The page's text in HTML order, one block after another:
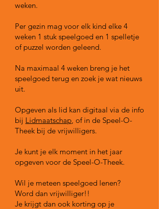
weken.
Per gezin mag voor elk kind elke 4
weken 1 stuk speelgoed en 1 spelletje
of puzzel worden geleend.
Na maximaal 4 weken breng je het
speelgoed terug en zoek je wat nieuws
uit.
Opgeven als lid kan digitaal via de info
bij Lidmaatschap, of in de Speel-O-
Theek bij de vrijwilligers.
Je kunt je elk moment in het jaar
opgeven voor de Speel-O-Theek.
Wil je meteen speelgoed lenen?
Word dan vrijwilliger!!
Je krijgt dan ook korting op je